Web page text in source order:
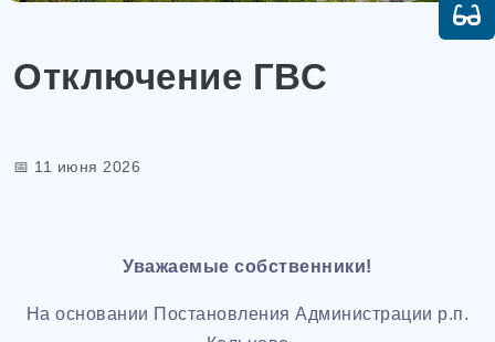
Отключение ГВС
📅 11 июня 2026
Уважаемые собственники!
На основании Постановления Администрации р.п.